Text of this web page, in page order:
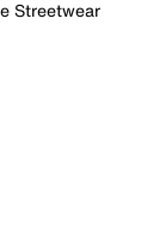
Streetwear